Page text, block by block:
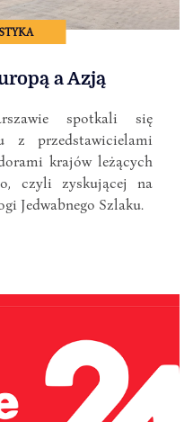
a Azją
spotkali się
z przedstawicielami
krajów leżących
czyli zyskującej na
Jedwabnego Szlaku.